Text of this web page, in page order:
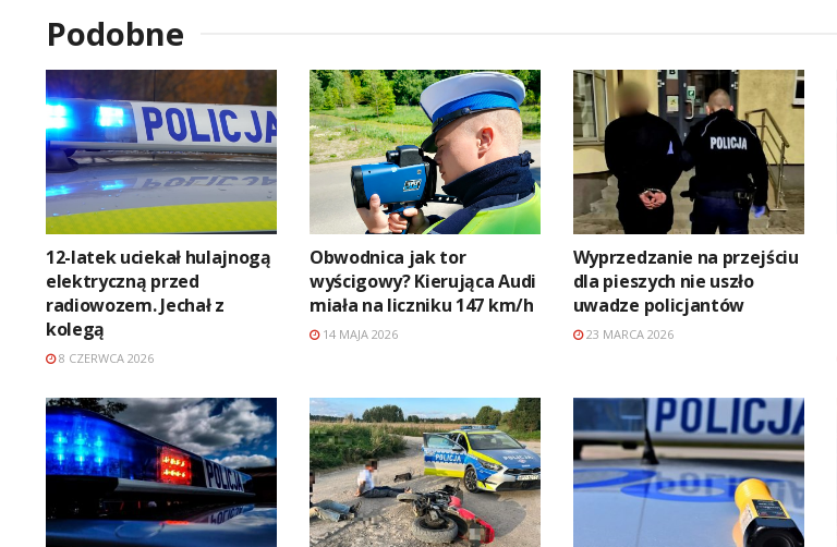
Podobne
12-latek uciekał hulajnogą
elektryczną przed
radiowozem. Jechał z
kolegą
8 CZERWCA 2026
Obwodnica jak tor
wyścigowy? Kierująca Audi
miała na liczniku 147 km/h
14 MAJA 2026
Wyprzedzanie na przejściu
dla pieszych nie uszło
uwadze policjantów
23 MARCA 2026